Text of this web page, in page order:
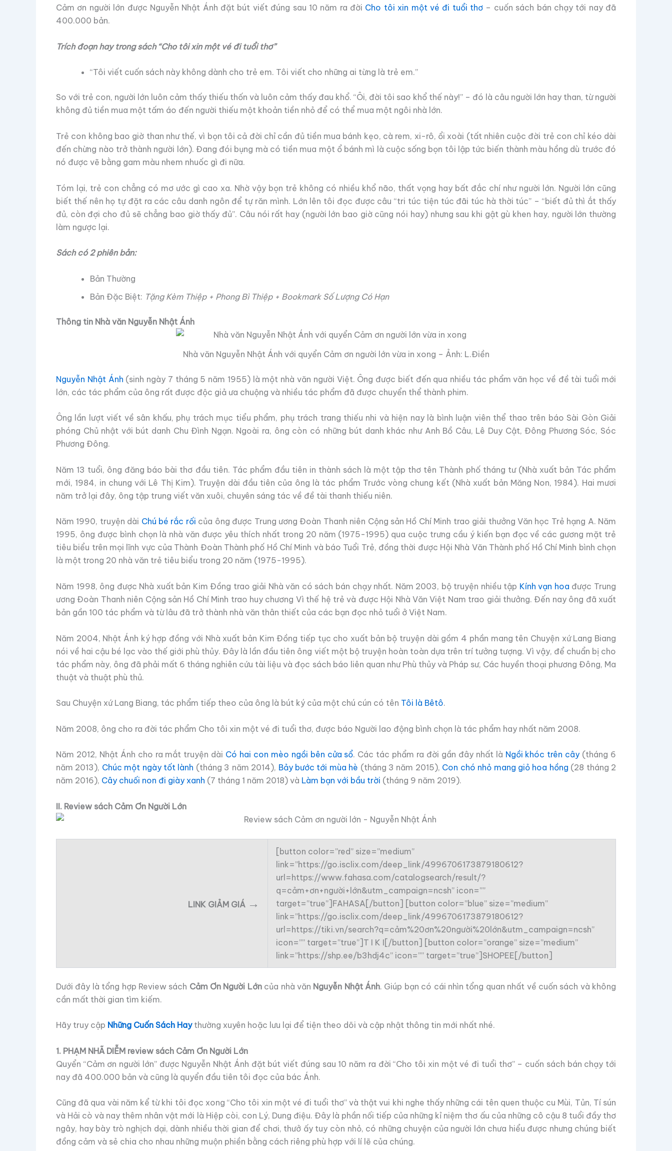
Cảm ơn người lớn được Nguyễn Nhật Ánh đặt bút viết đúng sau 10 năm ra đời Cho tôi xin một vé đi tuổi thơ – cuốn sách bán chạy tới nay đã
400.000 bản.
Trích đoạn hay trong sách “Cho tôi xin một vé đi tuổi thơ”
“Tôi viết cuốn sách này không dành cho trẻ em. Tôi viết cho những ai từng là trẻ em.”
So với trẻ con, người lớn luôn cảm thấy thiếu thốn và luôn cảm thấy đau khổ. “Ôi, đời tôi sao khổ thế này!” – đó là câu người lớn hay than, từ người
không đủ tiền mua một tấm áo đến người thiếu một khoản tiền nhỏ để có thể mua một ngôi nhà lớn.
Trẻ con không bao giờ than như thế, vì bọn tôi cả đời chỉ cần đủ tiền mua bánh kẹo, cà rem, xi-rô, ổi xoài (tất nhiên cuộc đời trẻ con chỉ kéo dài
đến chừng nào trở thành người lớn). Đang đói bụng mà có tiền mua một ổ bánh mì là cuộc sống bọn tôi lập tức biến thành màu hồng dù trước đó
nó được vẽ bằng gam màu nhem nhuốc gì đi nữa.
Tóm lại, trẻ con chẳng có mơ ước gì cao xa. Nhờ vậy bọn trẻ không có nhiều khổ não, thất vọng hay bất đắc chí như người lớn. Người lớn cũng
biết thế nên họ tự đặt ra các câu danh ngôn để tự răn mình. Lớn lên tôi đọc được câu “tri túc tiện túc đãi túc hà thời túc” – “biết đủ thì ắt thấy
đủ, còn đợi cho đủ sẽ chẳng bao giờ thấy đủ”. Câu nói rất hay (người lớn bao giờ cũng nói hay) nhưng sau khi gật gù khen hay, người lớn thường
làm ngược lại.
Sách có 2 phiên bản:
Bản Thường
Bản Đặc Biệt: Tặng Kèm Thiệp + Phong Bì Thiệp + Bookmark Số Lượng Có Hạn
Thông tin Nhà văn Nguyễn Nhật Ánh
Nhà văn Nguyễn Nhật Ánh với quyển Cảm ơn người lớn vừa in xong – Ảnh: L.Điền
Nguyễn Nhật Ánh (sinh ngày 7 tháng 5 năm 1955) là một nhà văn người Việt. Ông được biết đến qua nhiều tác phẩm văn học về đề tài tuổi mới
lớn, các tác phẩm của ông rất được độc giả ưa chuộng và nhiều tác phẩm đã được chuyển thể thành phim.
Ông lần lượt viết về sân khấu, phụ trách mục tiểu phẩm, phụ trách trang thiếu nhi và hiện nay là bình luận viên thể thao trên báo Sài Gòn Giải
phóng Chủ nhật với bút danh Chu Đình Ngạn. Ngoài ra, ông còn có những bút danh khác như Anh Bồ Câu, Lê Duy Cật, Đông Phương Sóc, Sóc
Phương Đông.
Năm 13 tuổi, ông đăng báo bài thơ đầu tiên. Tác phẩm đầu tiên in thành sách là một tập thơ tên Thành phố tháng tư (Nhà xuất bản Tác phẩm
mới, 1984, in chung với Lê Thị Kim). Truyện dài đầu tiên của ông là tác phẩm Trước vòng chung kết (Nhà xuất bản Măng Non, 1984). Hai mươi
năm trở lại đây, ông tập trung viết văn xuôi, chuyên sáng tác về đề tài thanh thiếu niên.
Năm 1990, truyện dài Chú bé rắc rối của ông được Trung ương Đoàn Thanh niên Cộng sản Hồ Chí Minh trao giải thưởng Văn học Trẻ hạng A. Năm
1995, ông được bình chọn là nhà văn được yêu thích nhất trong 20 năm (1975-1995) qua cuộc trưng cầu ý kiến bạn đọc về các gương mặt trẻ
tiêu biểu trên mọi lĩnh vực của Thành Đoàn Thành phố Hồ Chí Minh và báo Tuổi Trẻ, đồng thời được Hội Nhà Văn Thành phố Hồ Chí Minh bình chọn
là một trong 20 nhà văn trẻ tiêu biểu trong 20 năm (1975-1995).
Năm 1998, ông được Nhà xuất bản Kim Đồng trao giải Nhà văn có sách bán chạy nhất. Năm 2003, bộ truyện nhiều tập Kính vạn hoa được Trung
ương Đoàn Thanh niên Cộng sản Hồ Chí Minh trao huy chương Vì thế hệ trẻ và được Hội Nhà Văn Việt Nam trao giải thưởng. Đến nay ông đã xuất
bản gần 100 tác phẩm và từ lâu đã trở thành nhà văn thân thiết của các bạn đọc nhỏ tuổi ở Việt Nam.
Năm 2004, Nhật Ánh ký hợp đồng với Nhà xuất bản Kim Đồng tiếp tục cho xuất bản bộ truyện dài gồm 4 phần mang tên Chuyện xứ Lang Biang
nói về hai cậu bé lạc vào thế giới phù thủy. Đây là lần đầu tiên ông viết một bộ truyện hoàn toàn dựa trên trí tưởng tượng. Vì vậy, để chuẩn bị cho
tác phẩm này, ông đã phải mất 6 tháng nghiên cứu tài liệu và đọc sách báo liên quan như Phù thủy và Pháp sư, Các huyền thoại phương Đông, Ma
thuật và thuật phù thủ.
Sau Chuyện xứ Lang Biang, tác phẩm tiếp theo của ông là bút ký của một chú cún có tên Tôi là Bêtô.
Năm 2008, ông cho ra đời tác phẩm Cho tôi xin một vé đi tuổi thơ, được báo Người lao động bình chọn là tác phẩm hay nhất năm 2008.
Năm 2012, Nhật Ánh cho ra mắt truyện dài Có hai con mèo ngồi bên cửa sổ. Các tác phẩm ra đời gần đây nhất là Ngồi khóc trên cây (tháng 6
năm 2013), Chúc một ngày tốt lành (tháng 3 năm 2014), Bảy bước tới mùa hè (tháng 3 năm 2015), Con chó nhỏ mang giỏ hoa hồng (28 tháng 2
năm 2016), Cây chuối non đi giày xanh (7 tháng 1 năm 2018) và Làm bạn với bầu trời (tháng 9 năm 2019).
II. Review sách Cảm Ơn Người Lớn
LINK GIẢM GIÁ →
[button color=”red” size=”medium”
link=”https://go.isclix.com/deep_link/4996706173879180612?
url=https://www.fahasa.com/catalogsearch/result/?
q=cảm+ơn+người+lớn&utm_campaign=ncsh” icon=””
target=”true”]FAHASA[/button] [button color=”blue” size=”medium”
link=”https://go.isclix.com/deep_link/4996706173879180612?
url=https://tiki.vn/search?q=cảm%20ơn%20người%20lớn&utm_campaign=ncsh”
icon=”” target=”true”]T I K I[/button] [button color=”orange” size=”medium”
link=”https://shp.ee/b3hdj4c” icon=”” target=”true”]SHOPEE[/button]
Dưới đây là tổng hợp Review sách Cảm Ơn Người Lớncủa nhà văn Nguyễn Nhật Ánh. Giúp bạn có cái nhìn tổng quan nhất về cuốn sách và không
cần mất thời gian tìm kiếm.
Hãy truy cập Những Cuốn Sách Haythường xuyên hoặc lưu lại để tiện theo dõi và cập nhật thông tin mới nhất nhé.
1. PHẠM NHÃ DIỄM review sách Cảm Ơn Người Lớn
Quyển “Cảm ơn người lớn” được Nguyễn Nhật Ánh đặt bút viết đúng sau 10 năm ra đời “Cho tôi xin một vé đi tuổi thơ” – cuốn sách bán chạy tới
nay đã 400.000 bản và cũng là quyển đầu tiên tôi đọc của bác Ánh.
Cũng đã qua vài năm kể từ khi tôi đọc xong “Cho tôi xin một vé đi tuổi thơ” và thật vui khi nghe thấy những cái tên quen thuộc cu Mùi, Tủn, Tí sún
và Hải cò và nay thêm nhân vật mới là Hiệp còi, con Lý, Dung điệu. Đây là phần nối tiếp của những kỉ niệm thơ ấu của những cô cậu 8 tuổi đầy thơ
ngây, hay bày trò nghịch dại, dành nhiều thời gian để chơi, thưở ấy tuy còn nhỏ, có những chuyện của người lớn chưa hiểu được nhưng chúng biết
đồng cảm và sẻ chia cho nhau những muộn phiền bằng cách riêng phù hợp với lí lẽ của chúng.